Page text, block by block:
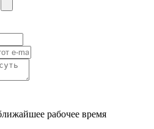
рабочее время